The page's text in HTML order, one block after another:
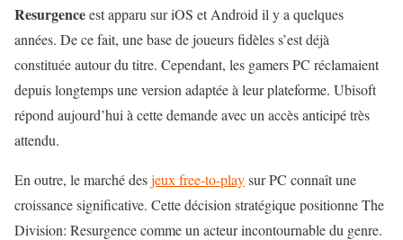
Resurgenceest apparu sur iOS et Android il y a quelques
années. De ce fait, une base de joueurs fidèles s’est déjà
constituée autour du titre. Cependant, les gamers PC réclamaient
depuis longtemps une version adaptée à leur plateforme. Ubisoft
répond aujourd’hui à cette demande avec un accès anticipé très
attendu.
En outre, le marché desjeux free-to-playsur PC connaît une
croissance significative. Cette décision stratégique positionne The
Division: Resurgence comme un acteur incontournable du genre.